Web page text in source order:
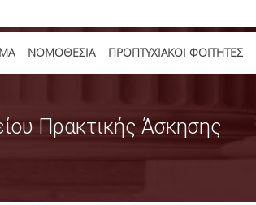
ΝΟΜΟΘΕΣΙΑ ΠΡΟΠΤΥΧΙΑΚΟΙ ΦΟΙΤΗΤΕΣ
Πρακτικής Άσκησης